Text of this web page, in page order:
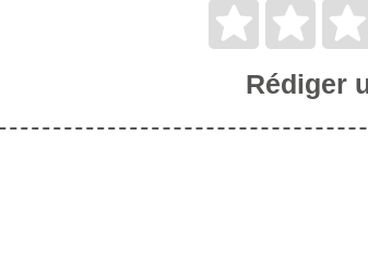
Rédiger